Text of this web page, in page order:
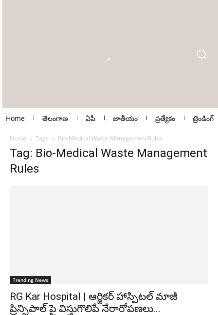
Home తెలంగాణ ఏపీ జాతీయం ప్రత్యేకం ట్రెండింగ్
Home Tags Bio-Medical Waste Management Rules
Tag: Bio-Medical Waste Management
Rules
Trending News
RG Kar Hospital | ఆర్జికర్ హాస్పిటల్ మాజీ
ప్రిన్సిపాల్ పై విస్తుగొలిపే నేరారోప‌ణ‌లు...